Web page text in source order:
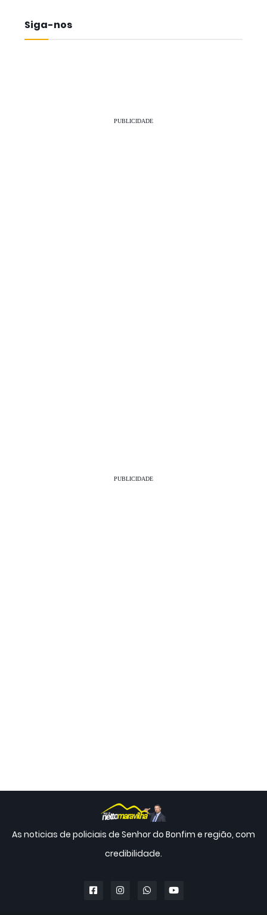
Siga-nos
PUBLICIDADE
PUBLICIDADE
As noticias de policiais de Senhor do Bonfim e região, com
credibilidade.